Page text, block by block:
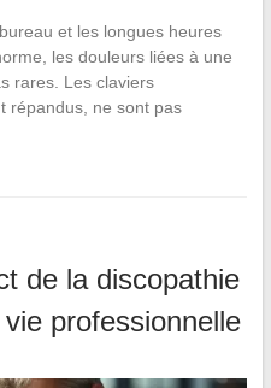
et les longues heures
les douleurs liées à une
rares. Les claviers
répandus, ne sont pas
de la discopathie
professionnelle